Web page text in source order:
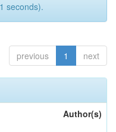
seconds).
previous 1 next
Author(s)